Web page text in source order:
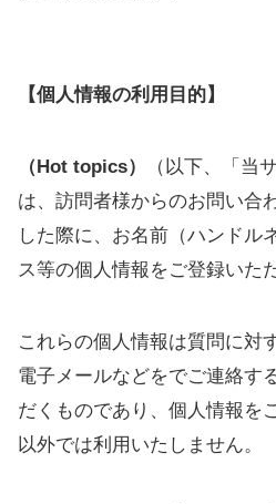
【個人情報の利用目的】
（Hot topics）
（以下、「当
は、訪問者様からのお問い合
した際に、お名前（ハンドル
ス等の個人情報をご登録いた
これらの個人情報は質問に対
電子メールなどをでご連絡す
だくものであり、個人情報を
以外では利用いたしません。